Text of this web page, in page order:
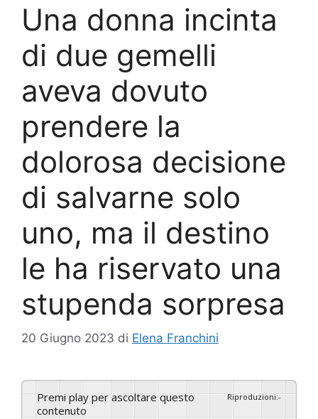
Una donna incinta
di due gemelli
aveva dovuto
prendere la
dolorosa decisione
di salvarne solo
uno, ma il destino
le ha riservato una
stupenda sorpresa
20 Giugno 2023 di Elena Franchini
Premi play per ascoltare questo
contenuto
Riproduzioni:-